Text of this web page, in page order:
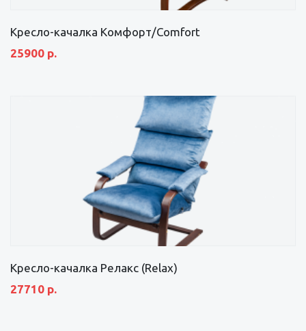
Кресло-качалка Комфорт/Comfort
25900 р.
Кресло-качалка Релакс (Relax)
27710 р.